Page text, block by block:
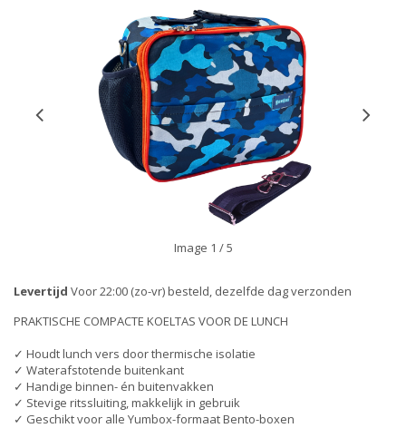
Image 1 / 5
Levertijd Voor 22:00 (zo-vr) besteld, dezelfde dag verzonden
PRAKTISCHE COMPACTE KOELTAS VOOR DE LUNCH
✓ Houdt lunch vers door thermische isolatie
✓ Waterafstotende buitenkant
✓ Handige binnen- én buitenvakken
✓ Stevige ritssluiting, makkelijk in gebruik
✓ Geschikt voor alle Yumbox-formaat Bento-boxen